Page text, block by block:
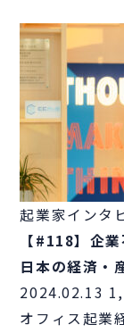
起業家インタ
【#118】企
日本の経済・
2024.02.13
オフィス起業